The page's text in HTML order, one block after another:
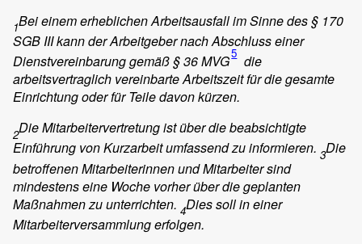
1Bei einem erheblichen Arbeitsausfall im Sinne des § 170
SGB III kann der Arbeitgeber nach Abschluss einer
Dienstvereinbarung gemäß § 36 MVG5 die
arbeitsvertraglich vereinbarte Arbeitszeit für die gesamte
Einrichtung oder für Teile davon kürzen.
2Die Mitarbeitervertretung ist über die beabsichtigte
Einführung von Kurzarbeit umfassend zu informieren. 3Die
betroffenen Mitarbeiterinnen und Mitarbeiter sind
mindestens eine Woche vorher über die geplanten
Maßnahmen zu unterrichten. 4Dies soll in einer
Mitarbeiterversammlung erfolgen.